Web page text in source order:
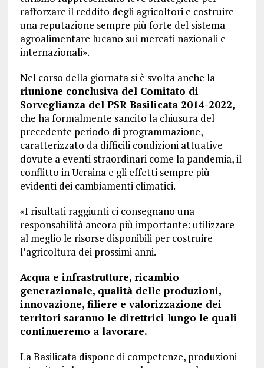
rafforzare il reddito degli agricoltori e costruire
una reputazione sempre più forte del sistema
agroalimentare lucano sui mercati nazionali e
internazionali».
Nel corso della giornata si è svolta anche la
riunione conclusiva del Comitato di
Sorveglianza del PSR Basilicata 2014-2022,
che ha formalmente sancito la chiusura del
precedente periodo di programmazione,
caratterizzato da difficili condizioni attuative
dovute a eventi straordinari come la pandemia, il
conflitto in Ucraina e gli effetti sempre più
evidenti dei cambiamenti climatici.
«I risultati raggiunti ci consegnano una
responsabilità ancora più importante: utilizzare
al meglio le risorse disponibili per costruire
l’agricoltura dei prossimi anni.
Acqua e infrastrutture, ricambio
generazionale, qualità delle produzioni,
innovazione, filiere e valorizzazione dei
territori saranno le direttrici lungo le quali
continueremo a lavorare.
La Basilicata dispone di competenze, produzioni